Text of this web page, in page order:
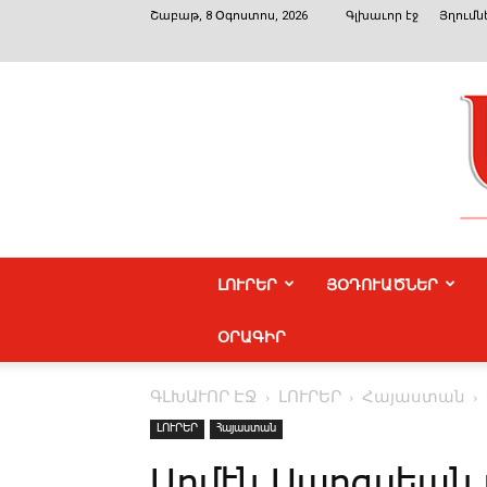
Շաբաթ, 8 Օգոստոս, 2026 Գլխաւոր էջ
ԼՈՒՐԵՐ ՅՕԴՈՒԱԾՆԵՐ
ՕՐԱԳԻՐ
ԳԼԽԱՒՈՐ ԷՋ ԼՈՒՐԵՐ Հայաստան
ԼՈՒՐԵՐ Հայաստան